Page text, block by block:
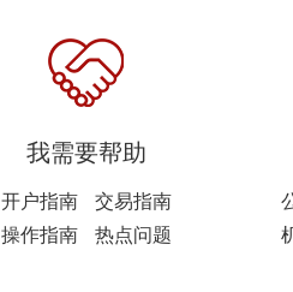
我需要帮助
开户指南
交易指南
操作指南
热点问题